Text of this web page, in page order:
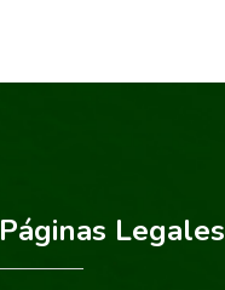
Páginas Legales